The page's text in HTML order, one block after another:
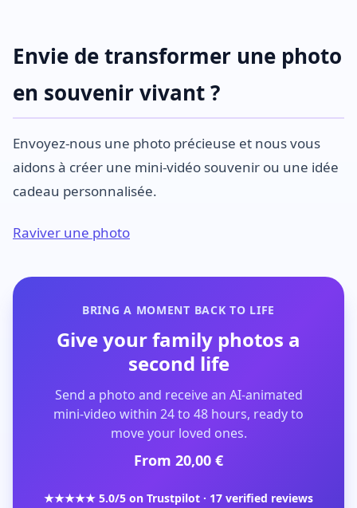
Envie de transformer une photo
en souvenir vivant ?
Envoyez-nous une photo précieuse et nous vous
aidons à créer une mini-vidéo souvenir ou une idée
cadeau personnalisée.
Raviver une photo
BRING A MOMENT BACK TO LIFE
Give your family photos a
second life
Send a photo and receive an AI-animated
mini-video within 24 to 48 hours, ready to
move your loved ones.
From 20,00 €
★★★★★ 5.0/5 on Trustpilot · 17 verified reviews